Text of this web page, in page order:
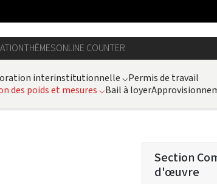
THÈMESONLINE COUNTER
interinstitutionnelle ⌵Permis de travail
des poids et mesures ⌵Bail à loyer
Section
d'œuvre